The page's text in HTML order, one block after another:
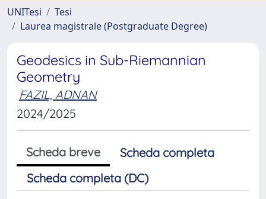
UNITesi
Tesi
Laurea magistrale (Postgraduate Degree)
Geodesics in Sub-Riemannian
Geometry
FAZIL, ADNAN
2024/2025
Scheda breve
Scheda completa
Scheda completa (DC)